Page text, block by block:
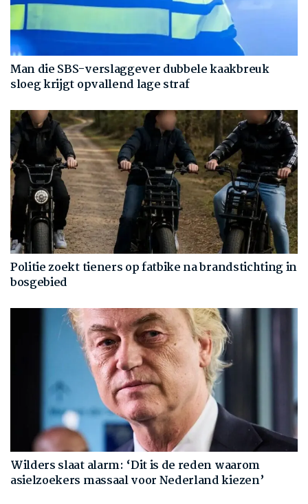
Man die SBS-verslaggever dubbele kaakbreuk
sloeg krijgt opvallend lage straf
Politie zoekt tieners op fatbike na brandstichting in
bosgebied
Wilders slaat alarm: ‘Dit is de reden waarom
asielzoekers massaal voor Nederland kiezen’